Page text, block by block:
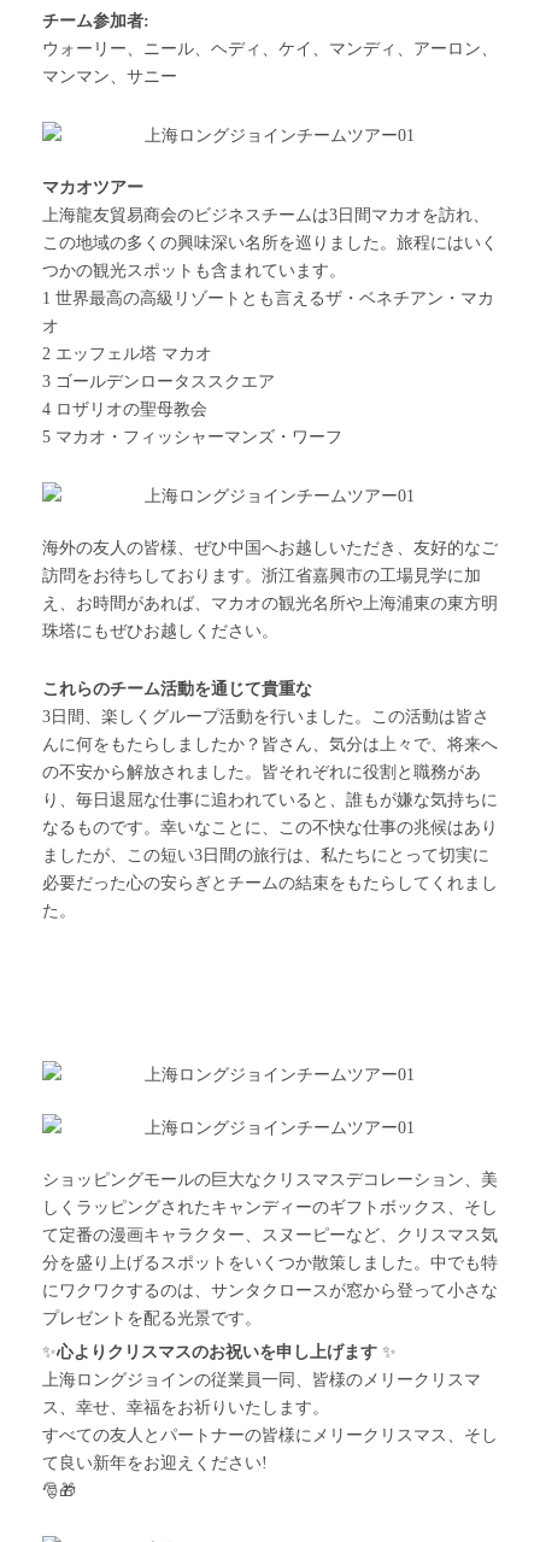
チーム参加者:
ウォーリー、ニール、ヘディ、ケイ、マンディ、アーロン、
マンマン、サニー
マカオツアー
上海龍友貿易商会のビジネスチームは3日間マカオを訪れ、
この地域の多くの興味深い名所を巡りました。旅程にはいく
つかの観光スポットも含まれています。
1 世界最高の高級リゾートとも言えるザ・ベネチアン・マカ
オ
2 エッフェル塔 マカオ
3 ゴールデンロータススクエア
4 ロザリオの聖母教会
5 マカオ・フィッシャーマンズ・ワーフ
海外の友人の皆様、ぜひ中国へお越しいただき、友好的なご
訪問をお待ちしております。浙江省嘉興市の工場見学に加
え、お時間があれば、マカオの観光名所や上海浦東の東方明
珠塔にもぜひお越しください。
これらのチーム活動を通じて貴重な
3日間、楽しくグループ活動を行いました。この活動は皆さ
んに何をもたらしましたか？皆さん、気分は上々で、将来へ
の不安から解放されました。皆それぞれに役割と職務があ
り、毎日退屈な仕事に追われていると、誰もが嫌な気持ちに
なるものです。幸いなことに、この不快な仕事の兆候はあり
ましたが、この短い3日間の旅行は、私たちにとって切実に
必要だった心の安らぎとチームの結束をもたらしてくれまし
た。
ショッピングモールの巨大なクリスマスデコレーション、美
しくラッピングされたキャンディーのギフトボックス、そし
て定番の漫画キャラクター、スヌーピーなど、クリスマス気
分を盛り上げるスポットをいくつか散策しました。中でも特
にワクワクするのは、サンタクロースが窓から登って小さな
プレゼントを配る光景です。
✨心よりクリスマスのお祝いを申し上げます ✨
上海ロングジョインの従業員一同、皆様のメリークリスマ
ス、幸せ、幸福をお祈りいたします。
すべての友人とパートナーの皆様にメリークリスマス、そし
て良い新年をお迎えください!
🎅🎁